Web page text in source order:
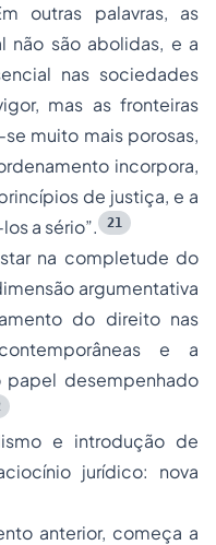
outras palavras, as
não são abolidas, e a
nas sociedades
mas as fronteiras
muito mais porosas,
incorpora,
de justiça, e a
a sério”.
21
na completude do
argumentativa
do direito nas
e a
papel desempenhado
e introdução de
jurídico: nova
anterior, começa a